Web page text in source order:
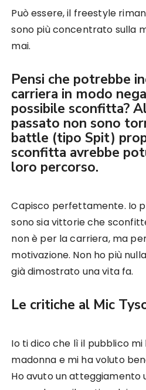
Può essere, il freestyle
sono più concentrato sulla
mai.
Pensi che potrebbe
carriera in modo
possibile sconfitta?
passato non sono
battle (tipo Spit)
sconfitta avrebbe
loro percorso.
Capisco perfettamente. Io
sono sia vittorie che
non è per la carriera, ma
motivazione. Non ho più
già dimostrato una vita fa.
Le critiche al Mic
Io ti dico che lì il pubblico
madonna e mi ha voluto
Ho avuto un atteggiamento